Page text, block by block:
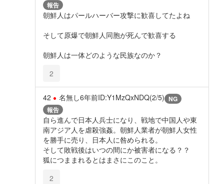
報告
朝鮮人はパールハーバー攻撃に歓喜してたよね
そして原爆で朝鮮人同胞が死んで歓喜する
朝鮮人は一体どのような民族なのか？
2
42 名無し6年前ID:Y1MzQxNDQ(2/5) NG
報告
自ら進んで日本人兵士になり、戦地で中国人や東
南アジア人を虐殺強姦。朝鮮人業者が朝鮮人女性
を勝手に売り、日本人に咎められる。
そして敗戦後はいつの間にか被害者になる？？
狐につままれるとはまさにこのこと。
2